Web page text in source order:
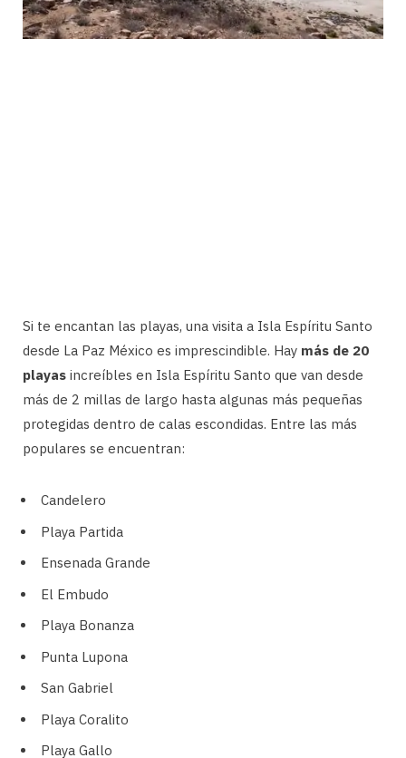
Si te encantan las playas, una visita a Isla Espíritu Santo
desde La Paz México es imprescindible. Hay más de 20
playas increíbles en Isla Espíritu Santo que van desde
más de 2 millas de largo hasta algunas más pequeñas
protegidas dentro de calas escondidas. Entre las más
populares se encuentran:
Candelero
Playa Partida
Ensenada Grande
El Embudo
Playa Bonanza
Punta Lupona
San Gabriel
Playa Coralito
Playa Gallo